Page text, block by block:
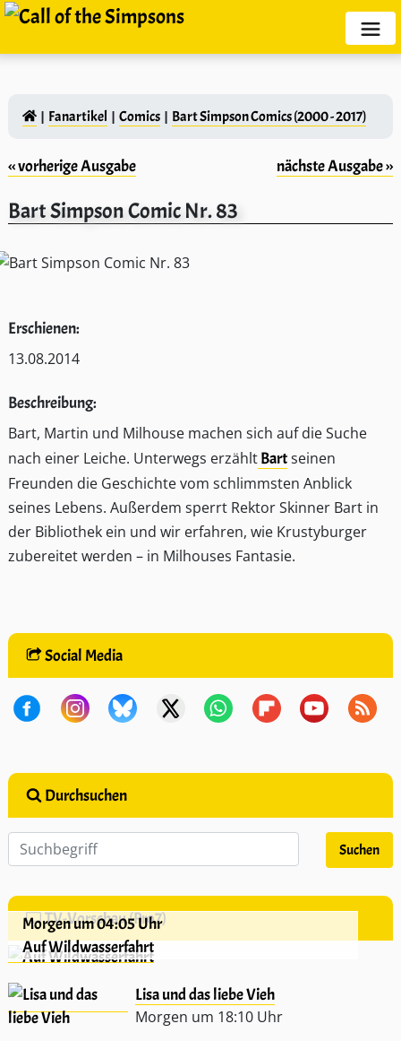
Fanartikel Comics Bart Simpson Comics (2000 - 2017)
‹‹ vorherige Ausgabe nächste Ausgabe ››
Bart Simpson Comic Nr. 83
Erschienen:
13.08.2014
Beschreibung:
Bart, Martin und Milhouse machen sich auf die Suche
nach einer Leiche. Unterwegs erzähltBartseinen
Freunden die Geschichte vom schlimmsten Anblick
seines Lebens. Außerdem sperrt Rektor Skinner Bart in
der Bibliothek ein und wir erfahren, wie Krustyburger
zubereitet werden – in Milhouses Fantasie.
Social Media
Durchsuchen
TV-Vorschau (Pro7)
Morgen um 04:05 Uhr
Auf Wildwasserfahrt
Lisa und das liebe Vieh
Morgen um 18:10 Uhr